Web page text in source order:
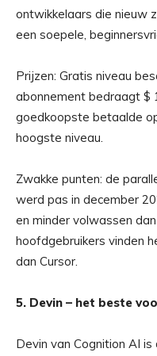
ontwikkelaars die nieuw
een soepele,
Prijzen: Gratis niveau
abonnement bedraagt ​​$
goedkoopste betaalde
hoogste niveau.
Zwakke punten: de
werd pas in december
en minder volwassen
hoofdgebruikers vinden
dan Cursor.
5. Devin – het beste
Devin van Cognition AI